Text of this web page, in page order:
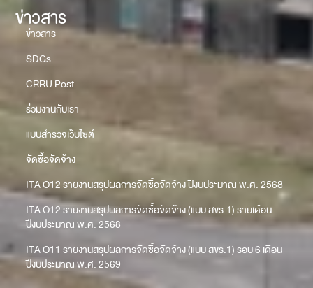
ข่าวสาร
ข่าวสาร
SDGs
CRRU Post
ร่วมงานกับเรา
แบบสำรวจเว็บไซต์
จัดซื้อจัดจ้าง
ITA O12 รายงานสรุปผลการจัดซื้อจัดจ้าง ปีงบประมาณ พ.ศ. 2568
ITA O12 รายงานสรุปผลการจัดซื้อจัดจ้าง (แบบ สขร.1) รายเดือน
ปีงบประมาณ พ.ศ. 2568
ITA O11 รายงานสรุปผลการจัดซื้อจัดจ้าง (แบบ สขร.1) รอบ 6 เดือน
ปีงบประมาณ พ.ศ. 2569